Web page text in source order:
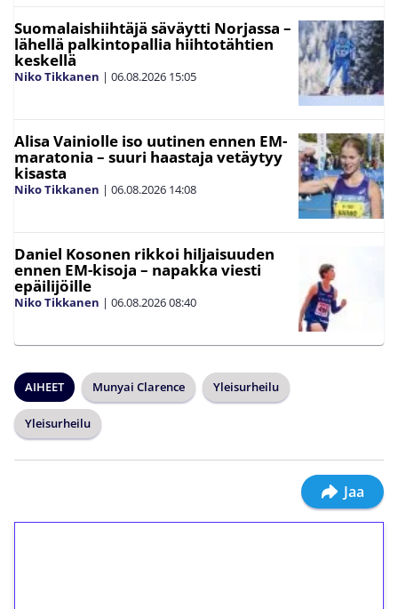
Suomalaishiihtäjä säväytti Norjassa –
lähellä palkintopallia hiihtotähtien
keskellä
Niko Tikkanen | 06.08.2026 15:05
Alisa Vainiolle iso uutinen ennen EM-
maratonia – suuri haastaja vetäytyy
kisasta
Niko Tikkanen | 06.08.2026 14:08
Daniel Kosonen rikkoi hiljaisuuden
ennen EM-kisoja – napakka viesti
epäilijöille
Niko Tikkanen | 06.08.202608:40
AIHEET Munyai Clarence Yleisurheilu
Yleisurheilu
Jaa